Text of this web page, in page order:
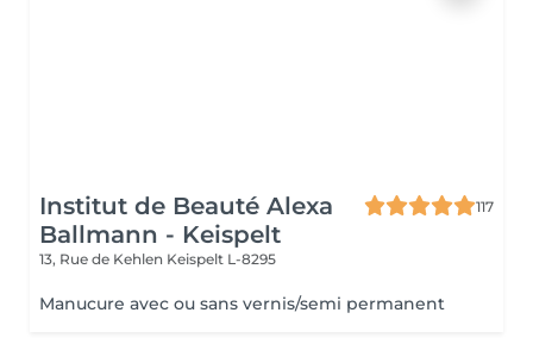
Institut de Beauté Alexa
Ballmann - Keispelt
117
13, Rue de Kehlen Keispelt L-8295
Manucure avec ou sans vernis/semi permanent